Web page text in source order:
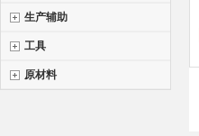
生产辅助
工具
原材料